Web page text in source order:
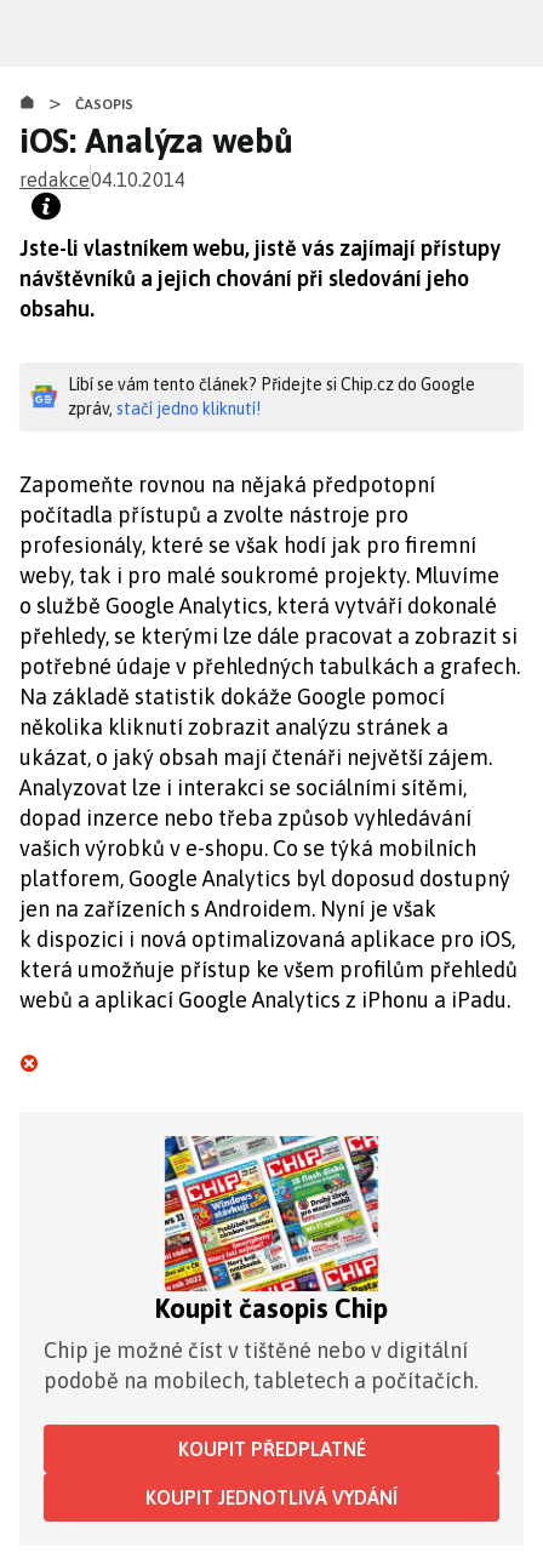
obsahu
> ČASOPIS
iOS: Analýza webů
redakce04.10.2014
Jste-li vlastníkem webu, jistě vás zajímají přístupy
návštěvníků a jejich chování při sledování jeho
obsahu.
Líbí se vám tento článek? Přidejte si Chip.cz do Google
zpráv, stačí jedno kliknutí!
Zapomeňte rovnou na nějaká předpotopní
počítadla přístupů a zvolte nástroje pro
profesionály, které se však hodí jak pro firemní
weby, tak i pro malé soukromé projekty. Mluvíme
o službě Google Analytics, která vytváří dokonalé
přehledy, se kterými lze dále pracovat a zobrazit si
potřebné údaje v přehledných tabulkách a grafech.
Na základě statistik dokáže Google pomocí
několika kliknutí zobrazit analýzu stránek a
ukázat, o jaký obsah mají čtenáři největší zájem.
Analyzovat lze i interakci se sociálními sítěmi,
dopad inzerce nebo třeba způsob vyhledávání
vašich výrobků v e-shopu. Co se týká mobilních
platforem, Google Analytics byl doposud dostupný
jen na zařízeních s Androidem. Nyní je však
k dispozici i nová optimalizovaná aplikace pro iOS,
která umožňuje přístup ke všem profilům přehledů
webů a aplikací Google Analytics z iPhonu a iPadu.
Koupit časopis Chip
Chip je možné číst v tištěné nebo v digitální
podobě na mobilech, tabletech a počítačích.
KOUPIT PŘEDPLATNÉ
KOUPIT JEDNOTLIVÁ VYDÁNÍ